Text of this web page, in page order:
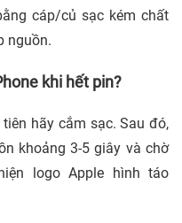
cáp/củ sạc kém chất
nguồn.
khi hết pin?
hãy cắm sạc. Sau đó,
khoảng 3-5 giây và chờ
logo Apple hình táo